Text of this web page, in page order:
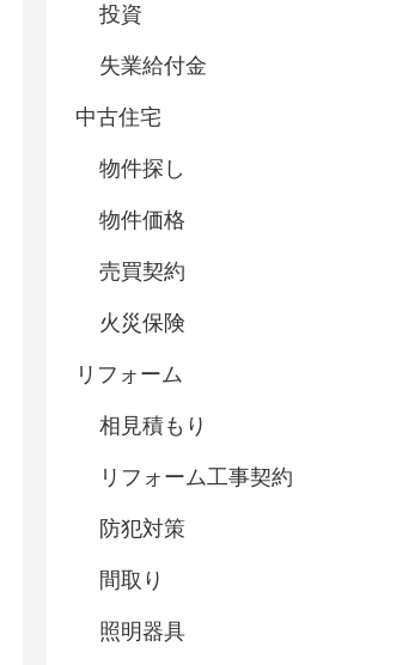
投資
失業給付金
中古住宅
物件探し
物件価格
売買契約
火災保険
リフォーム
相見積もり
リフォーム工事契約
防犯対策
間取り
照明器具